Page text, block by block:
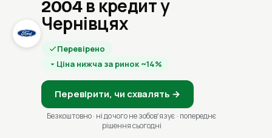
2004 в кредит у
Чернівцях
Перевірено
Ціна нижча за ринок ~14%
Перевірити, чи схвалять →
Безкоштовно · ні до чого не зобовʼязує · попереднє
рішення сьогодні